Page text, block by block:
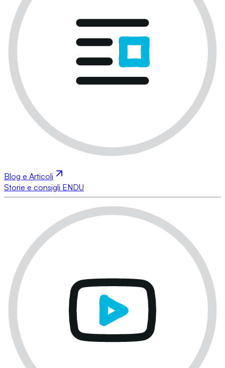
Blog e Articoli
Storie e consigli ENDU